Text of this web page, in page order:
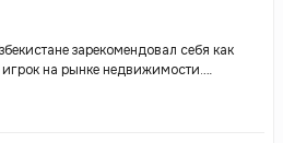
зарекомендовал себя как
на рынке недвижимости.
строительством современных жилых